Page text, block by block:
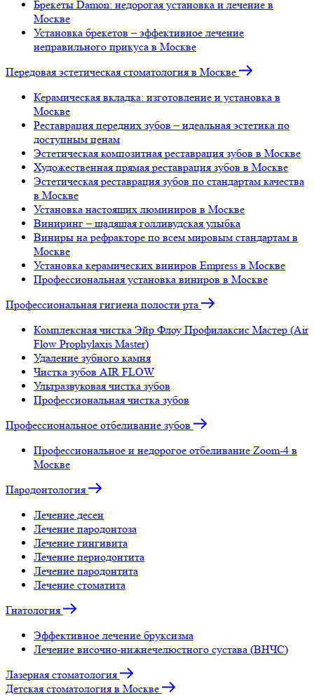
Брекеты Damon: недорогая установка и лечение в
Москве
Установка брекетов – эффективное лечение
неправильного прикуса в Москве
Передовая эстетическая стоматология в Москве
Керамическая вкладка: изготовление и установка в
Москве
Реставрация передних зубов – идеальная эстетика по
доступным ценам
Эстетическая композитная реставрация зубов в Москве
Художественная прямая реставрация зубов в Москве
Эстетическая реставрация зубов по стандартам качества
в Москве
Установка настоящих люминиров в Москве
Виниринг – щадящая голливудская улыбка
Виниры на рефракторе по всем мировым стандартам в
Москве
Установка керамических виниров Empress в Москве
Профессиональная установка виниров в Москве
Профессиональная гигиена полости рта
Комплексная чистка Эйр Флоу Профилаксис Мастер (Air
Flow Prophylaxis Master)
Удаление зубного камня
Чистка зубов AIR FLOW
Ультразвуковая чистка зубов
Профессиональная чистка зубов
Профессиональное отбеливание зубов
Профессиональное и недорогое отбеливание Zoom-4 в
Москве
Пародонтология
Лечение десен
Лечение пародонтоза
Лечение гингивита
Лечение периодонтита
Лечение пародонтита
Лечение стоматита
Гнатология
Эффективное лечение бруксизма
Лечение височно-нижнечелюстного сустава (ВНЧС)
Лазерная стоматология
Детская стоматология в Москве